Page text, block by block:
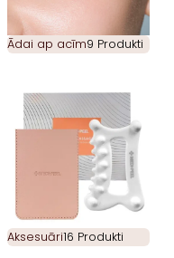
Ādai ap acīm9 Produkti
Aksesuāri16 Produkti